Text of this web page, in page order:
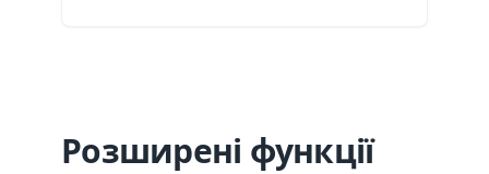
Розширені функції